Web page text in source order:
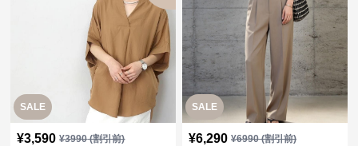
SALE
¥3,590 ¥3990(割引前)
SALE
¥6,290 ¥6990(割引前)